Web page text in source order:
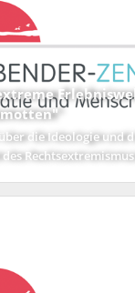
die Ideologie und